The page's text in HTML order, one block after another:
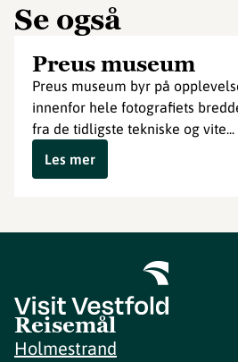
Se også
Preus museum
Preus museum byr på
innenfor hele fotografiets
fra de tidligste tekniske og vite...
Les mer
Reisemål
Holmestrand